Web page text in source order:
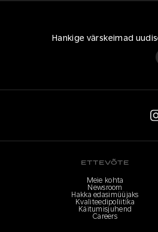
Hankige värskeimad
ETTEVÕTE
Meie kohta
Newsroom
Hakka edasimüüjaks
Kvaliteedipoliitika
Käitumisjuhend
Careers